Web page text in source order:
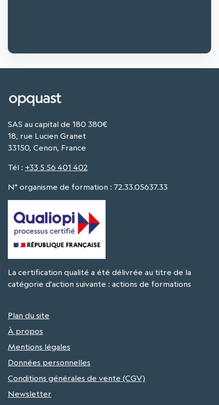
SAS au capital de 180 380€
18, rue Lucien Granet
33150, Cenon, France
Tél : +33 5 56 401 402
N° organisme de formation : 72.33.05637.33
La certification qualité a été délivrée au titre de la
catégorie d'action suivante : actions de formations
Plan du site
À propos
Mentions légales
Données personnelles
Conditions générales de vente (CGV)
Newsletter